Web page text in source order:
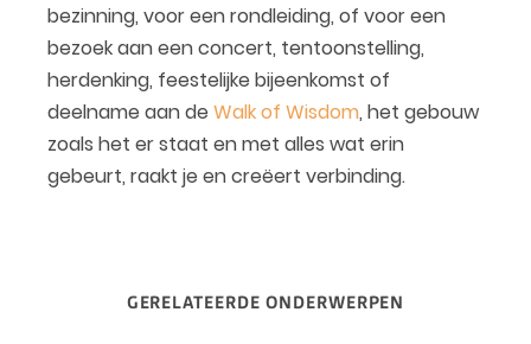
bezinning, voor een rondleiding, of voor een
bezoek aan een concert, tentoonstelling,
herdenking, feestelijke bijeenkomst of
deelname aan de Walk of Wisdom, het gebouw
zoals het er staat en met alles wat erin
gebeurt, raakt je en creëert verbinding.
GERELATEERDE ONDERWERPEN